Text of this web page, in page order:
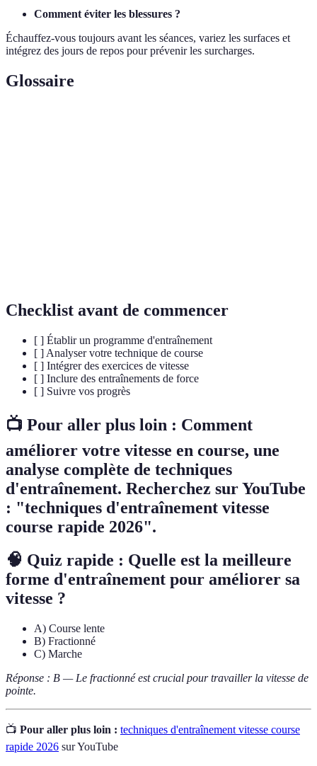
Comment éviter les blessures ?
Échauffez-vous toujours avant les séances, variez les surfaces et
intégrez des jours de repos pour prévenir les surcharges.
Glossaire
Checklist avant de commencer
[ ] Établir un programme d'entraînement
[ ] Analyser votre technique de course
[ ] Intégrer des exercices de vitesse
[ ] Inclure des entraînements de force
[ ] Suivre vos progrès
📺 Pour aller plus loin : Comment
améliorer votre vitesse en course, une
analyse complète de techniques
d'entraînement. Recherchez sur YouTube
: "techniques d'entraînement vitesse
course rapide 2026".
🧠 Quiz rapide : Quelle est la meilleure
forme d'entraînement pour améliorer sa
vitesse ?
A) Course lente
B) Fractionné
C) Marche
Réponse : B — Le fractionné est crucial pour travailler la vitesse de
pointe.
📺 Pour aller plus loin : techniques d'entraînement vitesse course
rapide 2026 sur YouTube